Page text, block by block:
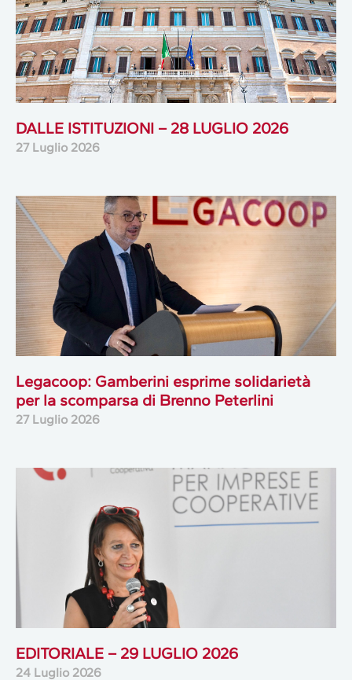
DALLE ISTITUZIONI – 28 LUGLIO 2026
27 Luglio 2026
Legacoop: Gamberini esprime solidarietà
per la scomparsa di Brenno Peterlini
27 Luglio 2026
EDITORIALE – 29 LUGLIO 2026
24 Luglio 2026